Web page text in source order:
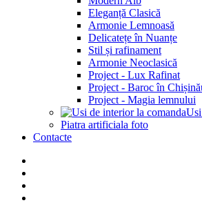
Eleganță Clasică
Armonie Lemnoasă
Delicatețe în Nuanțe
Stil și rafinament
Armonie Neoclasică
Project - Lux Rafinat
Project - Baroc în
Project - Magia lemnului
Piatra artificiala foto
Contacte